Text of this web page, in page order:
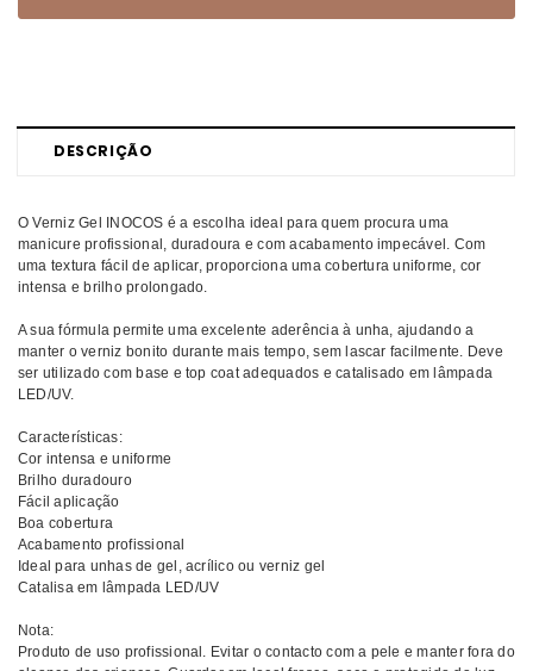
DESCRIÇÃO
O Verniz Gel INOCOS é a escolha ideal para quem procura uma
manicure profissional, duradoura e com acabamento impecável. Com
uma textura fácil de aplicar, proporciona uma cobertura uniforme, cor
intensa e brilho prolongado.
A sua fórmula permite uma excelente aderência à unha, ajudando a
manter o verniz bonito durante mais tempo, sem lascar facilmente. Deve
ser utilizado com base e top coat adequados e catalisado em lâmpada
LED/UV.
Características:
Cor intensa e uniforme
Brilho duradouro
Fácil aplicação
Boa cobertura
Acabamento profissional
Ideal para unhas de gel, acrílico ou verniz gel
Catalisa em lâmpada LED/UV
Nota:
Produto de uso profissional. Evitar o contacto com a pele e manter fora do